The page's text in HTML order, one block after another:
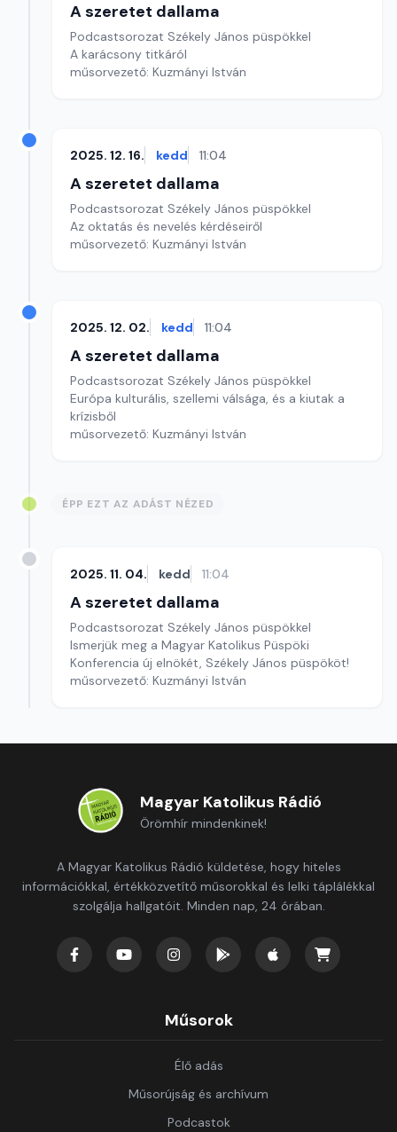
A szeretet dallama
Podcastsorozat Székely János püspökkel
A karácsony titkáról
műsorvezető: Kuzmányi István
2025. 12. 16. kedd 11:04
A szeretet dallama
Podcastsorozat Székely János püspökkel
Az oktatás és nevelés kérdéseiről
műsorvezető: Kuzmányi István
2025. 12. 02. kedd 11:04
A szeretet dallama
Podcastsorozat Székely János püspökkel
Európa kulturális, szellemi válsága, és a kiutak a
krízisből
műsorvezető: Kuzmányi István
ÉPP EZT AZ ADÁST NÉZED
2025. 11. 04. kedd 11:04
A szeretet dallama
Podcastsorozat Székely János püspökkel
Ismerjük meg a Magyar Katolikus Püspöki
Konferencia új elnökét, Székely János püspököt!
műsorvezető: Kuzmányi István
Magyar Katolikus Rádió
Örömhír mindenkinek!
A Magyar Katolikus Rádió küldetése, hogy hiteles
információkkal, értékközvetítő műsorokkal és lelki táplálékkal
szolgálja hallgatóit. Minden nap, 24 órában.
Műsorok
Élő adás
Műsorújság és archívum
Podcastok